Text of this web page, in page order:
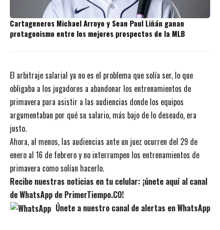
Cartageneros Michael Arroyo y Sean Paul Liñán ganan
protagonismo entre los mejores prospectos de la MLB
El arbitraje salarial ya no es el problema que solía ser, lo que
obligaba a los jugadores a abandonar los entrenamientos de
primavera para asistir a las audiencias donde los equipos
argumentaban por qué su salario, más bajo de lo deseado, era
justo.
Ahora, al menos, las audiencias ante un juez ocurren del 29 de
enero al 16 de febrero y no interrumpen los entrenamientos de
primavera como solían hacerlo.
Recibe nuestras noticias en tu celular: ¡únete aquí al canal
de WhatsApp de PrimerTiempo.CO!
Únete a nuestro canal de alertas en WhatsApp